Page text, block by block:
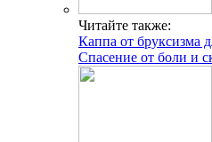
Читайте также:
Каппа от бруксизма
Спасение от боли и